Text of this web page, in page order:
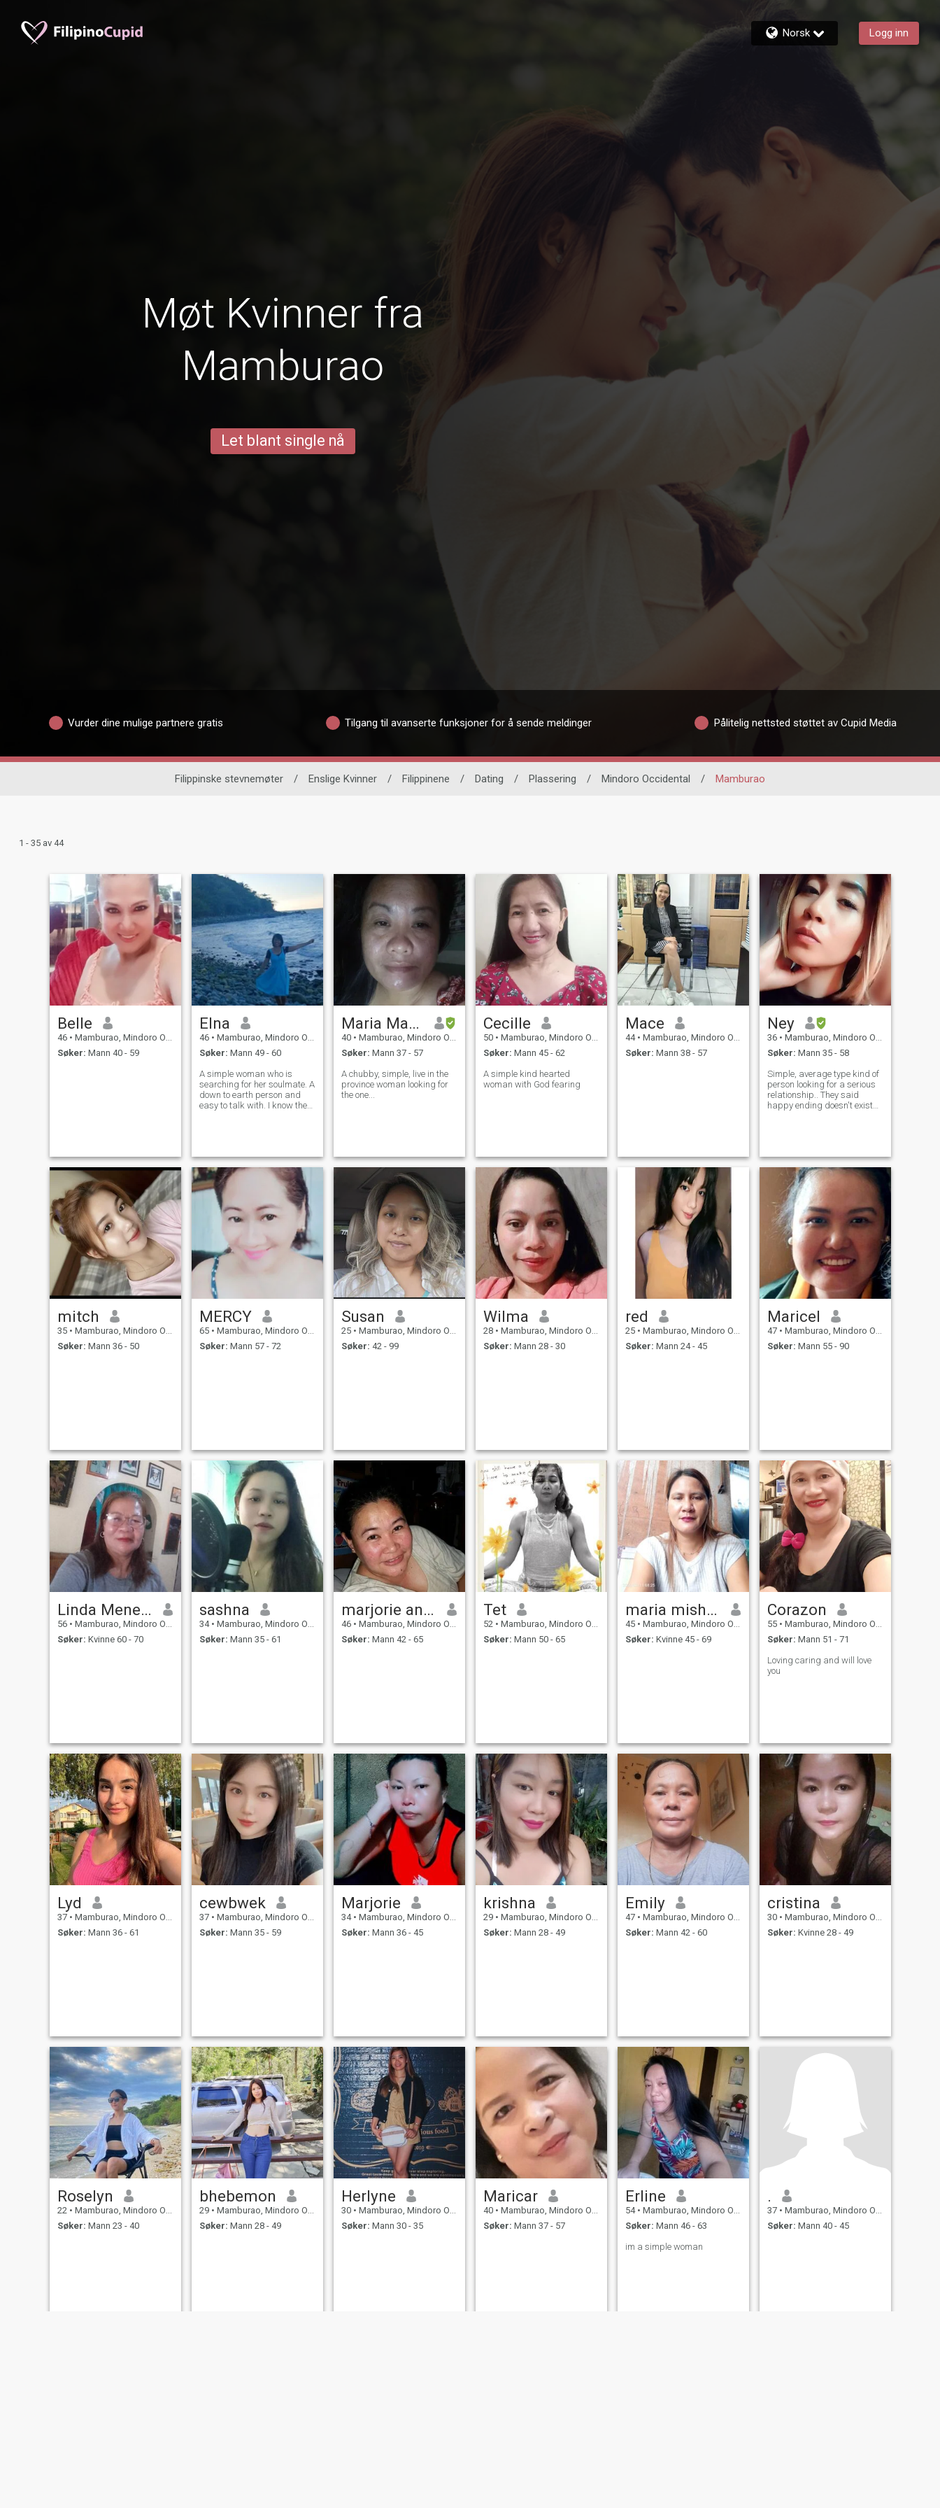
Norsk Logg inn
Møt Kvinner fra
Mamburao
Let blant single nå
Vurder dine mulige partnere gratis Tilgang til avanserte funksjoner for å sende meldinger Pålitelig nettsted støttet av Cupid Media
Filippinske stevnemøter / Enslige Kvinner / Filippinene / Dating / Plassering / Mindoro Occidental / Mamburao
1 - 35 av 44
Belle
46 • Mamburao, Mindoro Occidental, Filippinene
Søker: Mann 40 - 59
Elna
46 • Mamburao, Mindoro Occidental, Filippinene
Søker: Mann 49 - 60
A simple woman who is
searching for her soulmate. A
down to earth person and
easy to talk with. I know there
Maria Marites
40 • Mamburao, Mindoro Occidental, Filippinene
Søker: Mann 37 - 57
A chubby, simple, live in the
province woman looking for
the one...
Cecille
50 • Mamburao, Mindoro Occidental, Filippinene
Søker: Mann 45 - 62
A simple kind hearted
woman with God fearing
Mace
44 • Mamburao, Mindoro Occidental, Filippinene
Søker: Mann 38 - 57
Ney
36 • Mamburao, Mindoro Occidental, Filippinene
Søker: Mann 35 - 58
Simple, average type kind of
person looking for a serious
relationship.. They said
happy ending doesn't exist
mitch
35 • Mamburao, Mindoro Occidental, Filippinene
Søker: Mann 36 - 50
MERCY
65 • Mamburao, Mindoro Occidental, Filippinene
Søker: Mann 57 - 72
Susan
25 • Mamburao, Mindoro Occidental, Filippinene
Søker: 42 - 99
Wilma
28 • Mamburao, Mindoro Occidental, Filippinene
Søker: Mann 28 - 30
red
25 • Mamburao, Mindoro Occidental, Filippinene
Søker: Mann 24 - 45
Maricel
47 • Mamburao, Mindoro Occidental, Filippinene
Søker: Mann 55 - 90
Linda Meneses
56 • Mamburao, Mindoro Occidental, Filippinene
Søker: Kvinne 60 - 70
sashna
34 • Mamburao, Mindoro Occidental, Filippinene
Søker: Mann 35 - 61
marjorie anne
46 • Mamburao, Mindoro Occidental, Filippinene
Søker: Mann 42 - 65
Tet
52 • Mamburao, Mindoro Occidental, Filippinene
Søker: Mann 50 - 65
maria mishyla m.
45 • Mamburao, Mindoro Occidental, Filippinene
Søker: Kvinne 45 - 69
Corazon
55 • Mamburao, Mindoro Occidental, Filippinene
Søker: Mann 51 - 71
Loving caring and will love
you
Lyd
37 • Mamburao, Mindoro Occidental, Filippinene
Søker: Mann 36 - 61
cewbwek
37 • Mamburao, Mindoro Occidental, Filippinene
Søker: Mann 35 - 59
Marjorie
34 • Mamburao, Mindoro Occidental, Filippinene
Søker: Mann 36 - 45
krishna
29 • Mamburao, Mindoro Occidental, Filippinene
Søker: Mann 28 - 49
Emily
47 • Mamburao, Mindoro Occidental, Filippinene
Søker: Mann 42 - 60
cristina
30 • Mamburao, Mindoro Occidental, Filippinene
Søker: Kvinne 28 - 49
Roselyn
22 • Mamburao, Mindoro Occidental, Filippinene
Søker: Mann 23 - 40
bhebemon
29 • Mamburao, Mindoro Occidental, Filippinene
Søker: Mann 28 - 49
Herlyne
30 • Mamburao, Mindoro Occidental, Filippinene
Søker: Mann 30 - 35
Maricar
40 • Mamburao, Mindoro Occidental, Filippinene
Søker: Mann 37 - 57
Erline
54 • Mamburao, Mindoro Occidental, Filippinene
Søker: Mann 46 - 63
im a simple woman
.
37 • Mamburao, Mindoro Occidental, Filippinene
Søker: Mann 40 - 45